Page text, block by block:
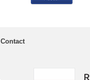
Contact